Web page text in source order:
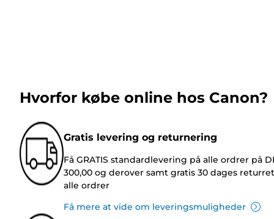
Hvorfor købe online hos Canon?
Gratis levering og returnering
Få GRATIS standardlevering på alle ordrer på
300,00 og derover samt gratis 30 dages
alle ordrer
Få mere at vide om leveringsmuligheder